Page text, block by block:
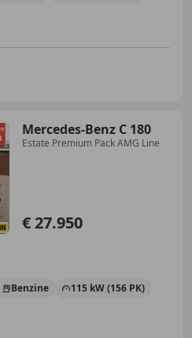
Mercedes-Benz C 180
Estate Premium Pack AMG Line
€ 27.950
Benzine 115 kW (156 PK)